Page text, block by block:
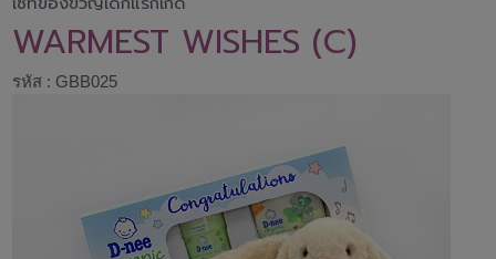
WARMEST WISHES (C)
รหัส : GBB025